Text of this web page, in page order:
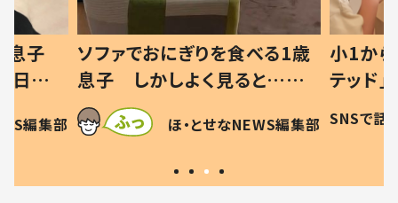
息子
記に
編集部
ソファでおにぎりを食べる1歳
息子 しかしよく見ると…母
「！？」すべてを察した母の投稿
に「可愛いから許す！」「現行
ほ・とせなNEWS編集部
小1から
テッド
食”を
和の親
SNSで話